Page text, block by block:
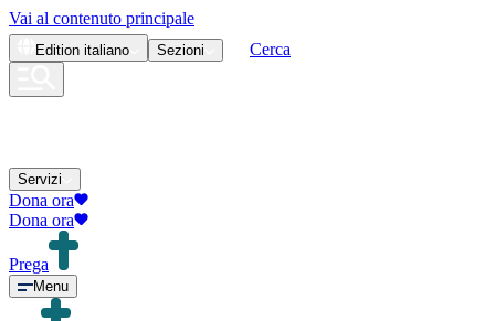
Vai al contenuto principale
Edition italiano Sezioni Cerca
Servizi
Dona ora
Dona ora
Prega
Menu